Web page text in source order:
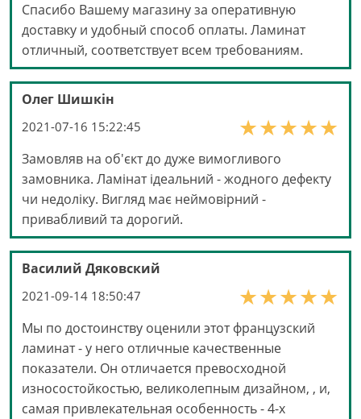
Спасибо Вашему магазину за оперативную
доставку и удобный способ оплаты. Ламинат
отличный, соответствует всем требованиям.
Олег Шишкін
2021-07-16 15:22:45
Замовляв на об'єкт до дуже вимогливого
замовника. Ламінат ідеальний - жодного дефекту
чи недоліку. Вигляд має неймовірний -
привабливий та дорогий.
Василий Дяковский
2021-09-14 18:50:47
Мы по достоинству оценили этот французский
ламинат - у него отличные качественные
показатели. Он отличается превосходной
износостойкостью, великолепным дизайном, , и,
самая привлекательная особенность - 4-х